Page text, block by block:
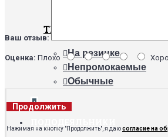
ТИПЫ
На резинке
Непромокаемые
Обычные
+
Ваш отзыв:
Оценка: Плохо
Продолжить
Нажимая на кнопку "Продолжить", я даюсогласие на